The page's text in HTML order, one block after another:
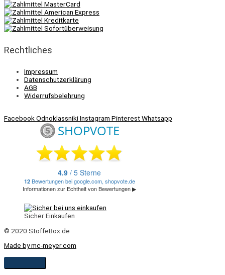
Rechtliches
Impressum
Datenschutzerklärung
AGB
Widerrufsbelehrung
FacebookOdnoklassnikiInstagram PinterestWhatsapp
Sicher Einkaufen
© 2020 StoffeBox.de
Made by mc-meyer.com